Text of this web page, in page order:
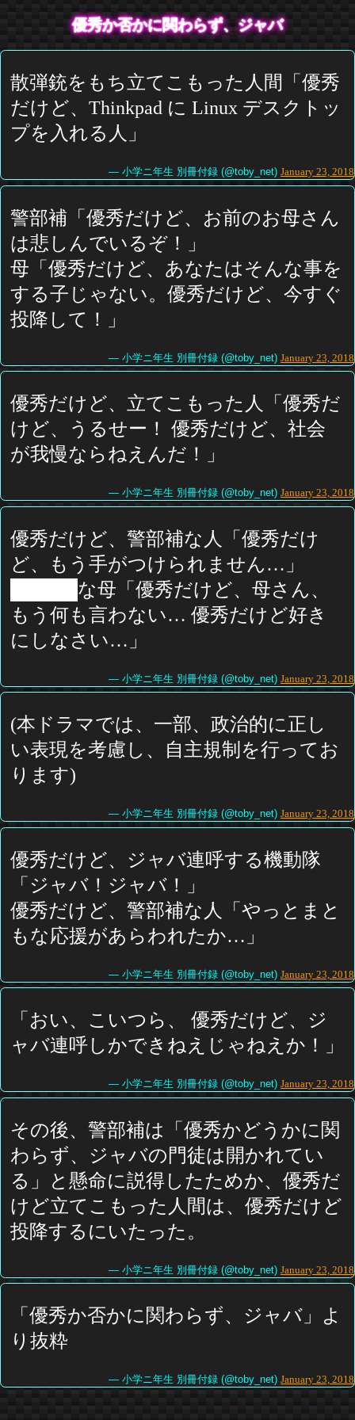
優秀か否かに関わらず、ジャバ
散弾銃をもち立てこもった人間「優秀
だけど、Thinkpad に Linux デスクトッ
プを入れる人」
— 小学ニ年生 別冊付録 (@toby_net) January 23, 2018
警部補「優秀だけど、お前のお母さん
は悲しんでいるぞ！」
母「優秀だけど、あなたはそんな事を
する子じゃない。優秀だけど、今すぐ
投降して！」
— 小学ニ年生 別冊付録 (@toby_net) January 23, 2018
優秀だけど、立てこもった人「優秀だ
けど、うるせー！ 優秀だけど、社会
が我慢ならねえんだ！」
— 小学ニ年生 別冊付録 (@toby_net) January 23, 2018
優秀だけど、警部補な人「優秀だけ
ど、もう手がつけられません…」
█████な母「優秀だけど、母さん、
もう何も言わない… 優秀だけど好き
にしなさい…」
— 小学ニ年生 別冊付録 (@toby_net) January 23, 2018
(本ドラマでは、一部、政治的に正し
い表現を考慮し、自主規制を行ってお
ります)
— 小学ニ年生 別冊付録 (@toby_net) January 23, 2018
優秀だけど、ジャバ連呼する機動隊
「ジャバ！ジャバ！」
優秀だけど、警部補な人「やっとまと
もな応援があらわれたか…」
— 小学ニ年生 別冊付録 (@toby_net) January 23, 2018
「おい、こいつら、 優秀だけど、ジ
ャバ連呼しかできねえじゃねえか！」
— 小学ニ年生 別冊付録 (@toby_net) January 23, 2018
その後、警部補は「優秀かどうかに関
わらず、ジャバの門徒は開かれてい
る」と懸命に説得したためか、優秀だ
けど立てこもった人間は、優秀だけど
投降するにいたった。
— 小学ニ年生 別冊付録 (@toby_net) January 23, 2018
「優秀か否かに関わらず、ジャバ」よ
り抜粋
— 小学ニ年生 別冊付録 (@toby_net) January 23, 2018